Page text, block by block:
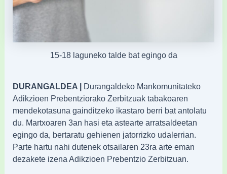
​​15-18 laguneko talde bat egingo da
DURANGALDEA | Durangaldeko Mankomunitateko
Adikzioen Prebentziorako Zerbitzuak tabakoaren
mendekotasuna gainditzeko ikastaro berri bat antolatu
du. Martxoaren 3an hasi eta astearte arratsaldeetan
egingo da, bertaratu gehienen jatorrizko udalerrian.
Parte hartu nahi dutenek otsailaren 23ra arte eman
dezakete izena Adikzioen Prebentzio Zerbitzuan.